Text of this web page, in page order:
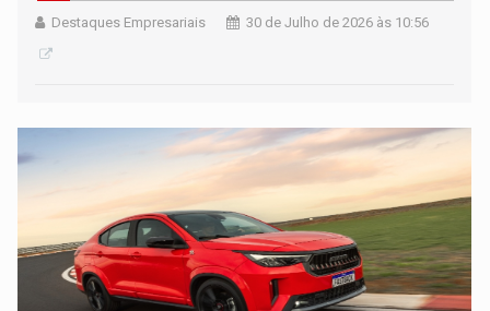
Destaques Empresariais 30 de Julho de 2026 às 10:56